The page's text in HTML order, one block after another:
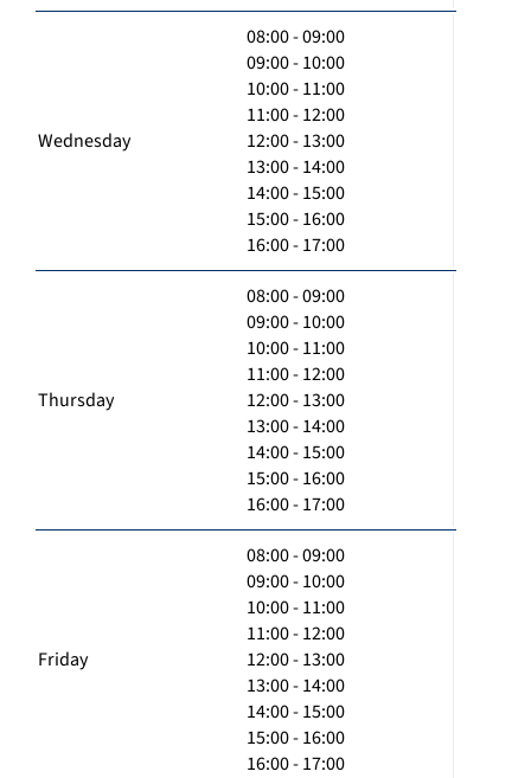
Wednesday
08:00 - 09:00
09:00 - 10:00
10:00 - 11:00
11:00 - 12:00
12:00 - 13:00
13:00 - 14:00
14:00 - 15:00
15:00 - 16:00
16:00 - 17:00
Thursday
08:00 - 09:00
09:00 - 10:00
10:00 - 11:00
11:00 - 12:00
12:00 - 13:00
13:00 - 14:00
14:00 - 15:00
15:00 - 16:00
16:00 - 17:00
Friday
08:00 - 09:00
09:00 - 10:00
10:00 - 11:00
11:00 - 12:00
12:00 - 13:00
13:00 - 14:00
14:00 - 15:00
15:00 - 16:00
16:00 - 17:00